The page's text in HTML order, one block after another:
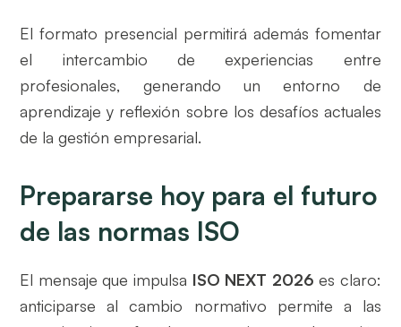
El formato presencial permitirá además fomentar
el intercambio de experiencias entre
profesionales, generando un entorno de
aprendizaje y reflexión sobre los desafíos actuales
de la gestión empresarial.
Prepararse hoy para el futuro
de las normas ISO
El mensaje que impulsa ISO NEXT 2026 es claro:
anticiparse al cambio normativo permite a las